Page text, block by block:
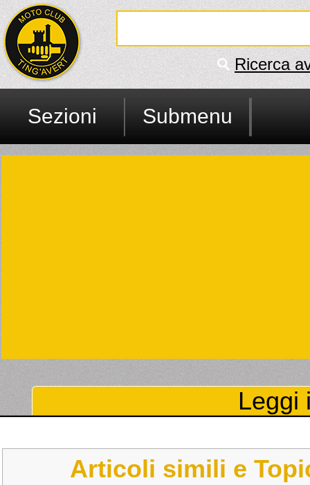
Ricerca
Sezioni Submenu
Leggi
Articoli simili e